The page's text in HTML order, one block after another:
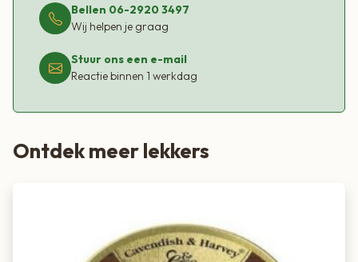
Bellen 06-2920 3497
Wij helpen je graag
Stuur ons een e-mail
Reactie binnen 1 werkdag
Ontdek meer lekkers